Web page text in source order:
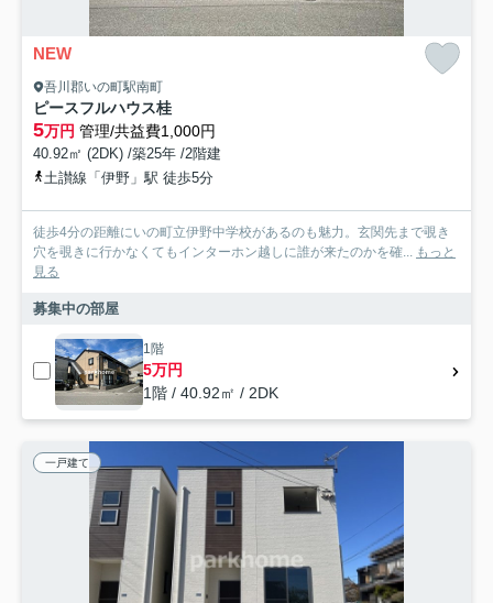
NEW
吾川郡いの町駅南町
ピースフルハウス桂
5万円 管理/共益費1,000円
40.92㎡ (2DK) /築25年 /2階建
土讃線「伊野」駅 徒歩5分
徒歩4分の距離にいの町立伊野中学校があるのも魅力。玄関先まで覗き
穴を覗きに行かなくてもインターホン越しに誰が来たのかを確...
もっと
見る
募集中の部屋
1階
5万円
1階 / 40.92㎡ / 2DK
一戸建て